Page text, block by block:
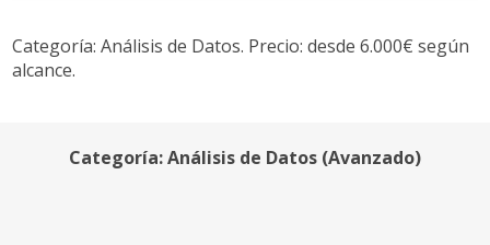
Categoría: Análisis de Datos. Precio: desde 6.000€ según
alcance.
Categoría: Análisis de Datos (Avanzado)